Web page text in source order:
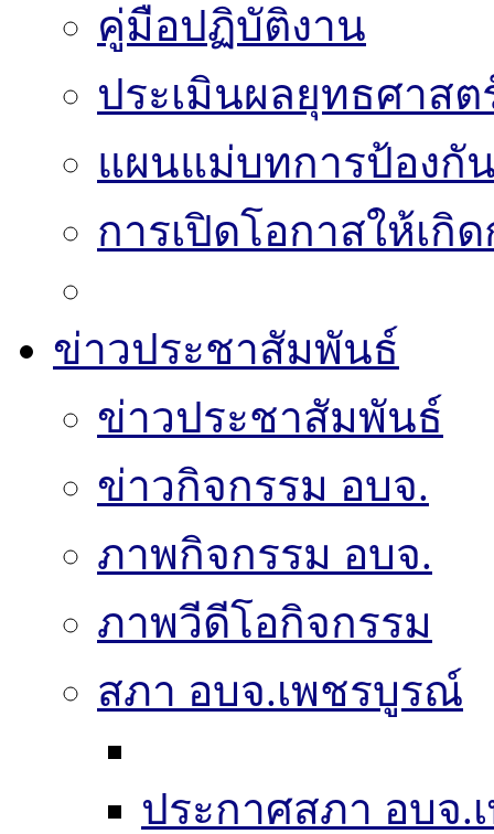
คู่มือปฏิบัติงาน
ประเมินผลยุทธศาสต
แผนแม่บทการป้องกั
การเปิดโอกาสให้เกิ
ข่าวประชาสัมพันธ์
ข่าวประชาสัมพันธ์
ข่าวกิจกรรม อบจ.
ภาพกิจกรรม อบจ.
ภาพวีดีโอกิจกรรม
สภา อบจ.เพชรบูรณ์
ประกาศสภา อบจ.